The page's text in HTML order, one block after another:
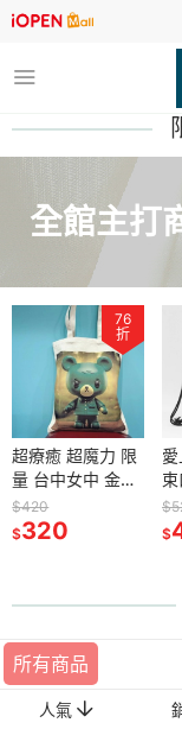
全館主打
76
折
超療癒 超魔力 限
量 台中女中 金榜
題名 三連中 女中
熊 帆布包 肩背包
$420
$320
柑
$
所有商品
人氣